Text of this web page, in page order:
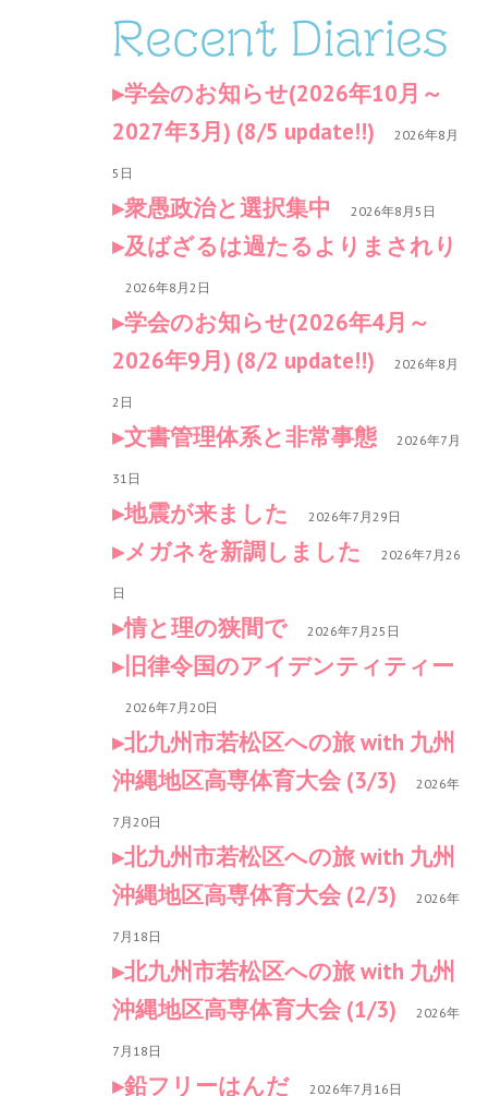
Recent Diaries
学会のお知らせ(2026年10月～
2027年3月) (8/5 update!!)
2026年8月
5日
衆愚政治と選択集中 2026年8月5日
及ばざるは過たるよりまされり
2026年8月2日
学会のお知らせ(2026年4月～
2026年9月) (8/2 update!!)
2026年8月
2日
文書管理体系と非常事態 2026年7月
31日
地震が来ました 2026年7月29日
メガネを新調しました 2026年7月26
日
情と理の狭間で 2026年7月25日
旧律令国のアイデンティティー
2026年7月20日
北九州市若松区への旅 with 九州
沖縄地区高専体育大会 (3/3)
2026年
7月20日
北九州市若松区への旅 with 九州
沖縄地区高専体育大会 (2/3)
2026年
7月18日
北九州市若松区への旅 with 九州
沖縄地区高専体育大会 (1/3)
2026年
7月18日
鉛フリーはんだ 2026年7月16日